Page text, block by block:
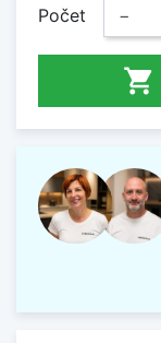
Počet −
